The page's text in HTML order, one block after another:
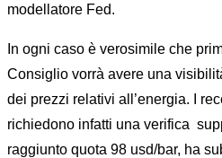
modellatore Fed.
In ogni caso è verosimile che
Consiglio vorrà avere una
dei prezzi relativi all’energia. I
richiedono infatti una verifica
raggiunto quota 98 usd/bar, ha